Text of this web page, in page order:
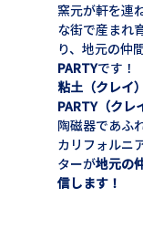
窯元が軒を連
な街で産まれ
り、地元の仲
PARTYです！
粘土（クレイ
PARTY（クレ
陶磁器であふ
カリフォルニ
ターが地元の
信します！